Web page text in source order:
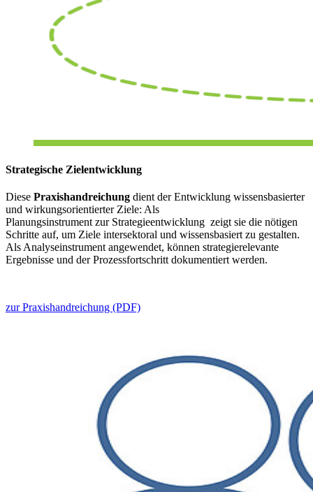
Strategische Zielentwicklung
Diese Praxishandreichung dient der Entwicklung wissensbasierter
und wirkungsorientierter Ziele: Als
Planungsinstrument zur Strategieentwicklung zeigt sie die nötigen
Schritte auf, um Ziele intersektoral und wissensbasiert zu gestalten.
Als Analyseinstrument angewendet, können strategierelevante
Ergebnisse und der Prozessfortschritt dokumentiert werden.
zur Praxishandreichung (PDF)